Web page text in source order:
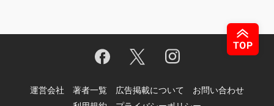
運営会社 著者一覧 広告掲載について
お問い合わせ